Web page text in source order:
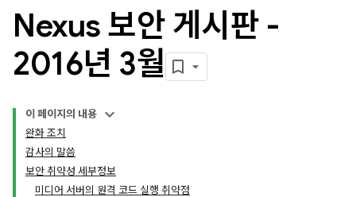
Nexus 보안 게시판 -
2016년 3월
이 페이지의 내용
완화 조치
감사의 말씀
보안 취약성 세부정보
미디어 서버의 원격 코드 실행 취약점